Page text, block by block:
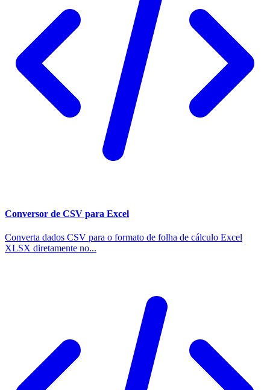
Conversor de CSV para Excel
Converta dados CSV para o formato de folha de cálculo Excel
XLSX diretamente no...